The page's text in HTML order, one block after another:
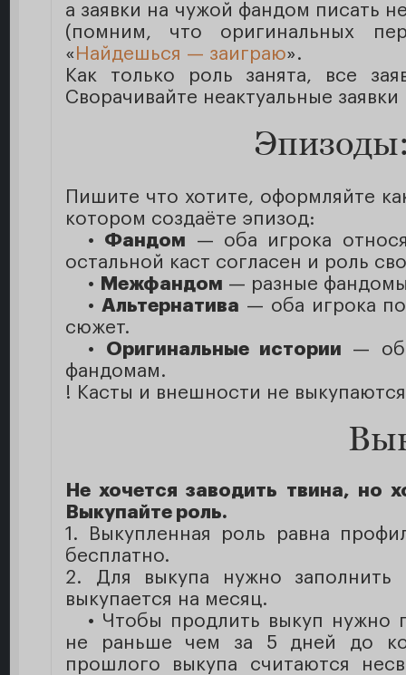
а заявки на чужой фандом писать
(помним, что оригинальных
«Найдешься — заиграю».
Как только роль занята, все
Сворачивайте неактуальные
Пишите что хотите, оформляйте
котором создаёте эпизод:
• Фандом — оба игрока
остальной каст согласен и роль
• Межфандом — разные
• Альтернатива — оба игрока
сюжет.
• Оригинальные истории —
фандомам.
! Касты и внешности не
Не хочется заводить твина, но
Выкупайте роль.
1. Выкупленная роль равна
бесплатно.
2. Для выкупа нужно
выкупается на месяц.
• Чтобы продлить выкуп нужно
не раньше чем за 5 дней до
прошлого выкупа считаются